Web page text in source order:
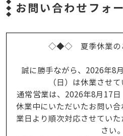
お問い合わせフォ
◇◆◇ 夏季休業
誠に勝手ながら、2026年8
（日）は休業させ
通常営業は、2026年8月17日
休業中にいただいたお問い
業日より順次対応させてい
さい。